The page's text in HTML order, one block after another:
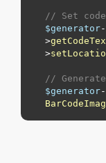
// Set
$generator
>
>
//
$generator